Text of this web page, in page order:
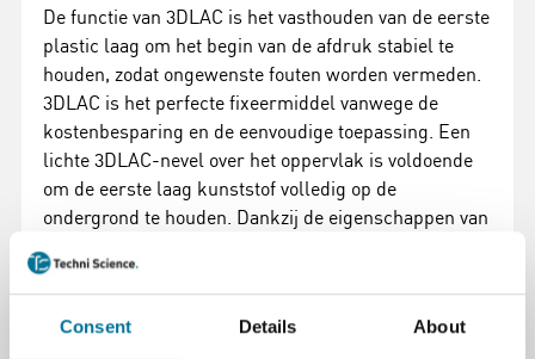
Consent Details About
De functie van 3DLAC is het vasthouden van de eerste
plastic laag om het begin van de afdruk stabiel te
houden, zodat ongewenste fouten worden vermeden.
3DLAC is het perfecte fixeermiddel vanwege de
kostenbesparing en de eenvoudige toepassing. Een
lichte 3DLAC-nevel over het oppervlak is voldoende
om de eerste laag kunststof volledig op de
ondergrond te houden. Dankzij de eigenschappen van
3DLAC zit de geëxtrudeerde kunststof stevig vast
terwijl de basis warm is. Zodra het geprinte stuk
beschadigingen van het bed worden verwijderd.